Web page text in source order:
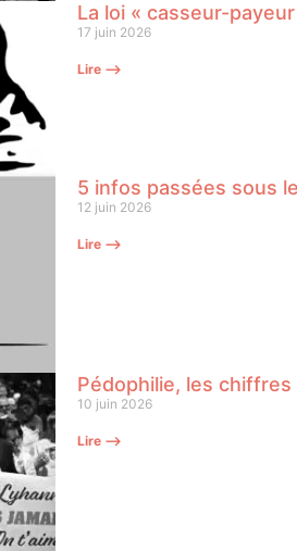
La loi « casseur-
17 juin 2026
Lire ⟶
5 infos passées sous
12 juin 2026
Lire ⟶
Pédophilie, les
10 juin 2026
Lire ⟶